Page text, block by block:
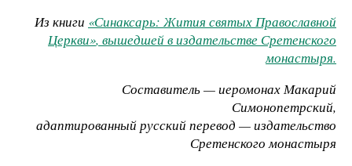
Из книги «Синаксарь: Жития святых Православной
Церкви», вышедшей в издательстве Сретенского
монастыря.
Составитель — иеромонах Макарий
Симонопетрский,
адаптированный русский перевод — издательство
Сретенского монастыря